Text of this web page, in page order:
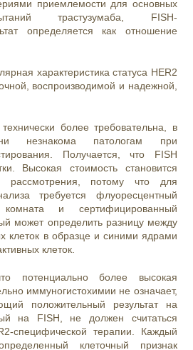
приемлемости для основных
трастузумаба, FISH-
определяется как отношение
характеристика статуса HER2
воспроизводимой и надежной,
более требовательна, в
незнакома патологам при
Получается, что FISH
Высокая стоимость становится
рассмотрения, потому что для
требуется флуоресцентный
и сертифицированный
может определить разницу между
клеток в образце и синими ядрами
клеток.
потенциально более высокая
иммуногистохимии не означает,
положительный результат на
на FISH, не должен считаться
специфической терапии. Каждый
клеточный признак